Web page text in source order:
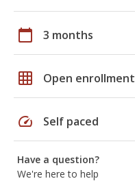
calendar_today 3 months
grid_on Open enrollment
speed Self paced
Have a question?
We're here to help